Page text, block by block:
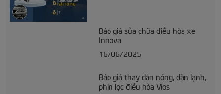
Báo giá sửa chữa điều hòa xe
Innova
16/06/2025
Báo giá thay dàn nóng, dàn lạnh,
phin lọc điều hòa Vios